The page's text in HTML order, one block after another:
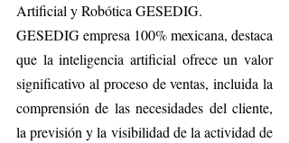
Artificial y Robótica GESEDIG.
GESEDIG empresa 100% mexicana, destaca
que la inteligencia artificial ofrece un valor
significativo al proceso de ventas, incluida la
comprensión de las necesidades del cliente,
la previsión y la visibilidad de la actividad de